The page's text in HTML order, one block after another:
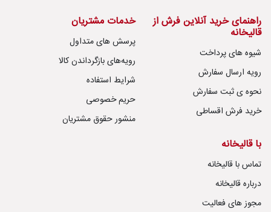
راهنمای خرید آنلاین فرش از
قالیخانه
شیوه های پرداخت
رویه ارسال سفارش
نحوه ی ثبت سفارش
خرید فرش اقساطی
خدمات مشتریان
پرسش های متداول
رویه‌های بازگرداندن کالا
شرایط استفاده
حریم خصوصی
منشور حقوق مشتریان
با قالیخانه
تماس با قالیخانه
درباره قالیخانه
مجوز های فعالیت